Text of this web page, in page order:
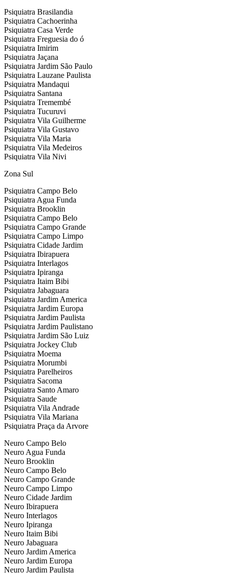
Psiquiatra Brasilandia
Psiquiatra Cachoerinha
Psiquiatra Casa Verde
Psiquiatra Freguesia do ó
Psiquiatra Imirim
Psiquiatra Jaçana
Psiquiatra Jardim São Paulo
Psiquiatra Lauzane Paulista
Psiquiatra Mandaqui
Psiquiatra Santana
Psiquiatra Tremembé
Psiquiatra Tucuruvi
Psiquiatra Vila Guilherme
Psiquiatra Vila Gustavo
Psiquiatra Vila Maria
Psiquiatra Vila Medeiros
Psiquiatra Vila Nivi
Zona Sul
Psiquiatra Campo Belo
Psiquiatra Agua Funda
Psiquiatra Brooklin
Psiquiatra Campo Belo
Psiquiatra Campo Grande
Psiquiatra Campo Limpo
Psiquiatra Cidade Jardim
Psiquiatra Ibirapuera
Psiquiatra Interlagos
Psiquiatra Ipiranga
Psiquiatra Itaim Bibi
Psiquiatra Jabaguara
Psiquiatra Jardim America
Psiquiatra Jardim Europa
Psiquiatra Jardim Paulista
Psiquiatra Jardim Paulistano
Psiquiatra Jardim São Luiz
Psiquiatra Jockey Club
Psiquiatra Moema
Psiquiatra Morumbi
Psiquiatra Parelheiros
Psiquiatra Sacoma
Psiquiatra Santo Amaro
Psiquiatra Saude
Psiquiatra Vila Andrade
Psiquiatra Vila Mariana
Psiquiatra Praça da Arvore
Neuro Campo Belo
Neuro Agua Funda
Neuro Brooklin
Neuro Campo Belo
Neuro Campo Grande
Neuro Campo Limpo
Neuro Cidade Jardim
Neuro Ibirapuera
Neuro Interlagos
Neuro Ipiranga
Neuro Itaim Bibi
Neuro Jabaguara
Neuro Jardim America
Neuro Jardim Europa
Neuro Jardim Paulista